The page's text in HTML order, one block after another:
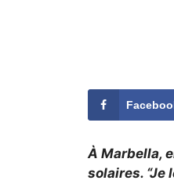
À Marbella,
solaires.